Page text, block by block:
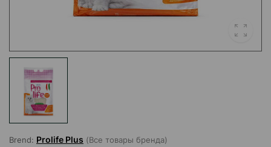
Brend: Prolife Plus (Все товары бренда)